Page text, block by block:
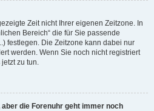
Zeit nicht Ihrer eigenen Zeitzone. In
Bereich“ die für Sie passende
festlegen. Die Zeitzone kann dabei nur
werden. Wenn Sie noch nicht registriert
zu tun.
die Forenuhr geht immer noch